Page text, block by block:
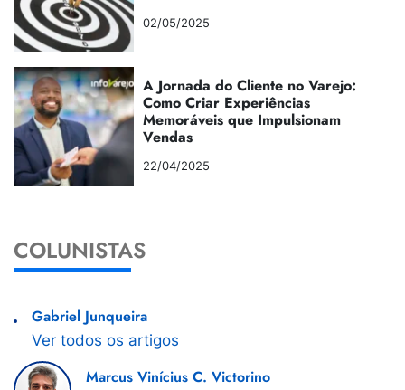
02/05/2025
A Jornada do Cliente no Varejo:
Como Criar Experiências
Memoráveis que Impulsionam
Vendas
22/04/2025
COLUNISTAS
Gabriel Junqueira
Ver todos os artigos
Marcus Vinícius C. Victorino